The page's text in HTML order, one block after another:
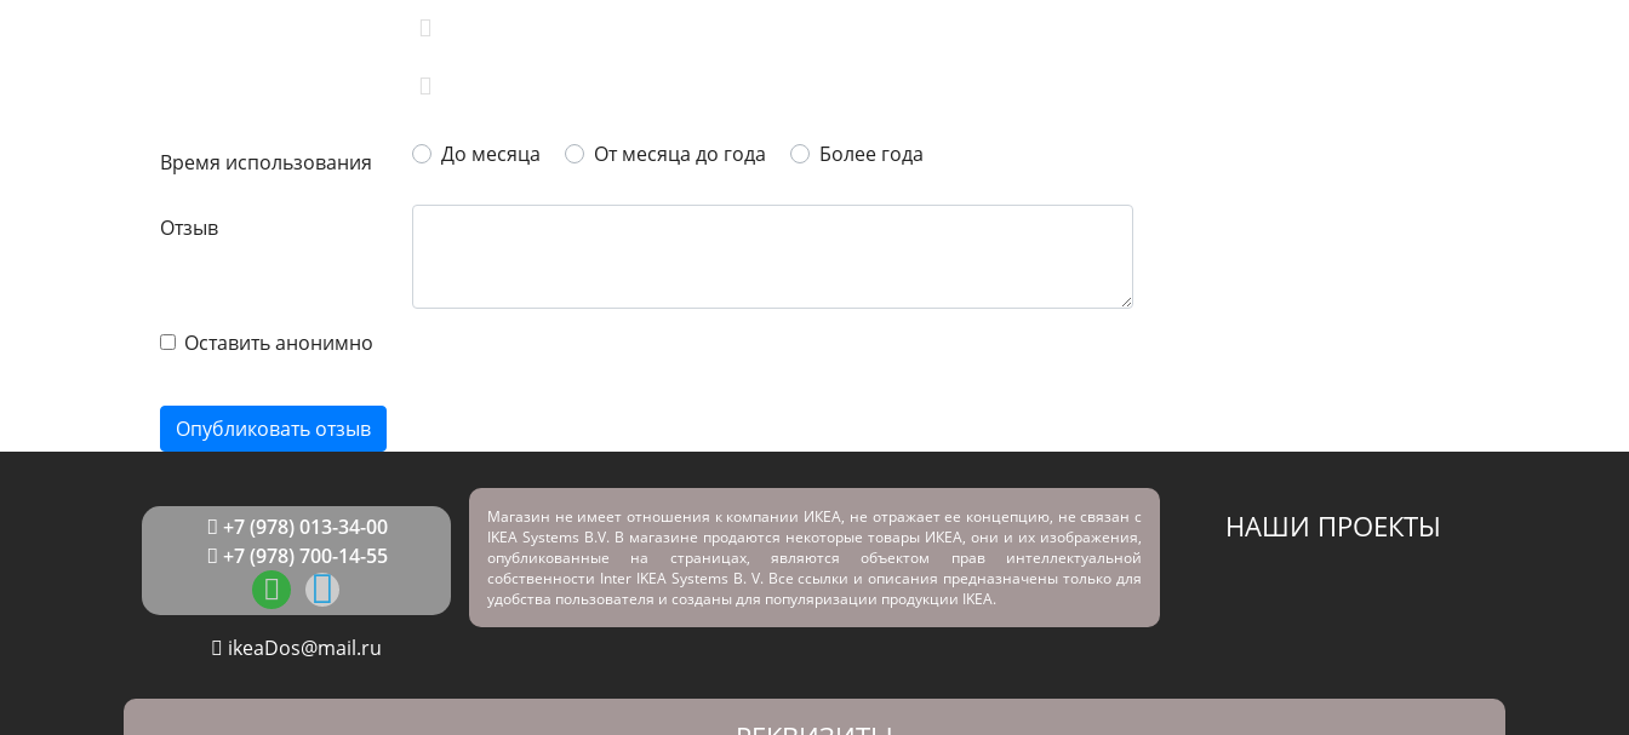
Время использования До месяца От месяца до года Более года
Отзыв
Оставить анонимно
+7 (978) 013-34-00
+7 (978) 700-14-55
ikeaDos@mail.ru
Магазин не имеет отношения к компании ИКЕА, не отражает ее концепцию, не связан с
IKEA Systems B.V. В магазине продаются некоторые товары ИКЕА, они и их изображения,
опубликованные на страницах, являются объектом прав интеллектуальной
собственности Inter IKEA Systems B. V. Все ссылки и описания предназначены только для
удобства пользователя и созданы для популяризации продукции IKEA.
НАШИ ПРОЕКТЫ